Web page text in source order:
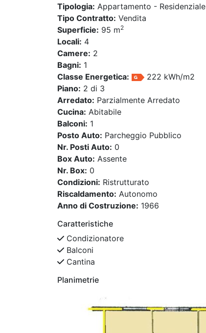
Tipologia: Appartamento - Residenziale
Tipo Contratto: Vendita
Superficie: 95 m2
Locali: 4
Camere: 2
Bagni: 1
Classe Energetica:
222 kWh/m2
Piano: 2 di 3
Arredato: Parzialmente Arredato
Cucina: Abitabile
Balconi: 1
Posto Auto: Parcheggio Pubblico
Nr. Posti Auto: 0
Box Auto: Assente
Nr. Box: 0
Condizioni: Ristrutturato
Riscaldamento: Autonomo
Anno di Costruzione: 1966
Caratteristiche
Condizionatore
Balconi
Cantina
Planimetrie